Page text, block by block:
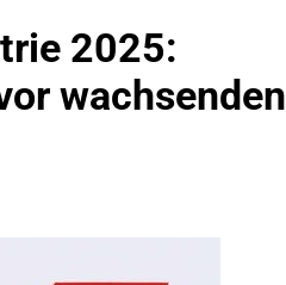
2025:
wachsenden